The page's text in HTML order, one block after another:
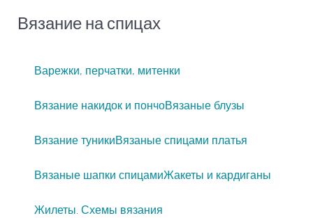
Вязание на спицах
Варежки, перчатки, митенки
Вязание накидок и пончоВязаные блузы
Вязание туникиВязаные спицами платья
Вязаные шапки спицамиЖакеты и кардиганы
Жилеты. Схемы вязания